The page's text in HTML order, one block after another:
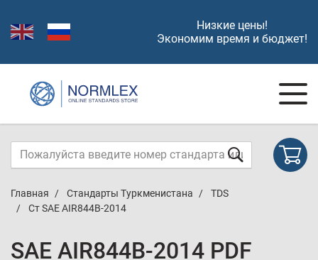
Низкие цены!
Экономим время и бюджет!
Главная Стандарты Туркменистана
TDS
Ст SAE AIR844B-2014
SAE AIR844B-2014 PDF